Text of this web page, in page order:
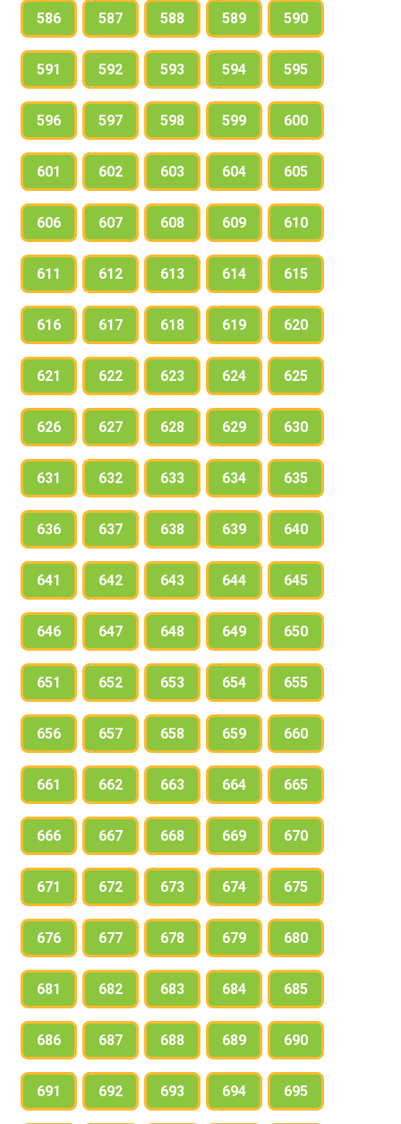
586 587 588 589 590
591 592 593 594 595
596 597 598 599 600
601 602 603 604 605
606 607 608 609 610
611 612 613 614 615
616 617 618 619 620
621 622 623 624 625
626 627 628 629 630
631 632 633 634 635
636 637 638 639 640
641 642 643 644 645
646 647 648 649 650
651 652 653 654 655
656 657 658 659 660
661 662 663 664 665
666 667 668 669 670
671 672 673 674 675
676 677 678 679 680
681 682 683 684 685
686 687 688 689 690
691 692 693 694 695